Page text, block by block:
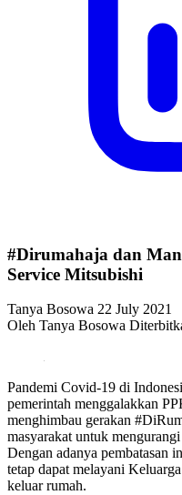
#Dirumahaja dan
Service Mitsubishi
Tanya Bosowa 22 July 2021
Oleh Tanya Bosowa
Pandemi Covid-19 di
pemerintah menggalakkan
menghimbau gerakan
masyarakat untuk
Dengan adanya pembatasan
tetap dapat melayani
keluar rumah.